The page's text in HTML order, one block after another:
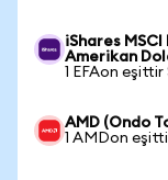
iShares MSCI
Amerikan
1 EFAon eşittir
AMD (Ondo
1 AMDon